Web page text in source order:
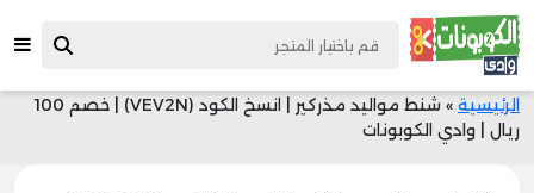
الرئيسية »
شنط مواليد مذركير | انسخ الكود (VEV2N) | خصم 100
ريال | وادي الكوبونات